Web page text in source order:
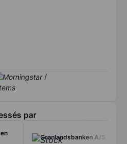
/
par
Grønlandsbanken A/S